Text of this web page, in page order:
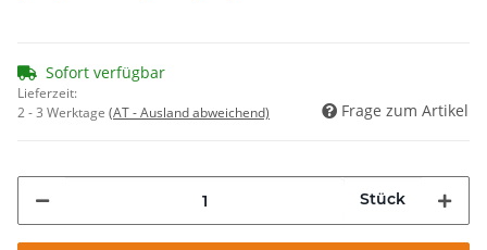
Sofort verfügbar
Lieferzeit:
2 - 3 Werktage (AT - Ausland abweichend) Frage zum Artikel
Stück